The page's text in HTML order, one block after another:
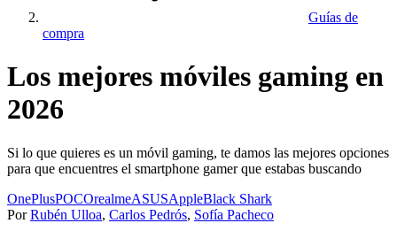
Guías de
compra
Los mejores móviles gaming en
2026
Si lo que quieres es un móvil gaming, te damos las mejores opciones
para que encuentres el smartphone gamer que estabas buscando
OnePlusPOCOrealmeASUSAppleBlack Shark
Por Rubén Ulloa, Carlos Pedrós, Sofía Pacheco